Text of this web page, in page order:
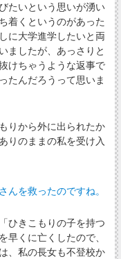
たいという思いが湧い
着くというのがあった
に大学進学したいと両
ましたが、あっさりと
けちゃうような返事で
たんだろうって思いま
りから外に出られたか
りのままの私を受け入
を救ったのですね。
ひきこもりの子を持つ
早くに亡くしたので、
、私の長女も不登校か